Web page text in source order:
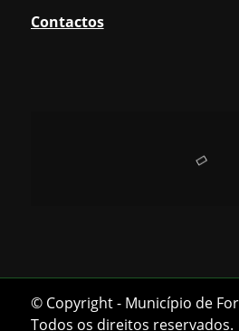
Contactos
© Copyright - Município de
Todos os direitos